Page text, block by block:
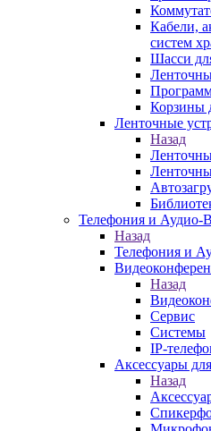
Кабели,
систем
Шасси
Корзины
Ленточные
Назад
Телефония и Аудио-
Назад
Телефония и
Назад
Сервис
Системы
IP-
Аксессуары
Назад